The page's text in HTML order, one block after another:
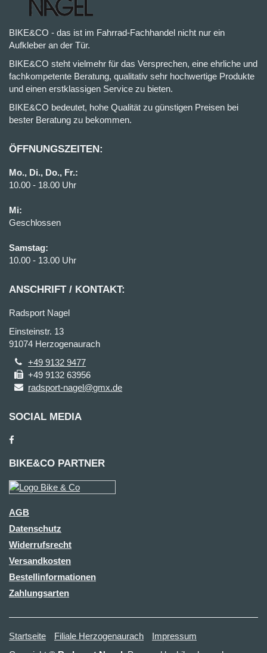
BIKE&CO - das ist im Fahrrad-Fachhandel nicht nur ein
Aufkleber an der Tür.
BIKE&CO steht vielmehr für das Versprechen, eine ehrliche und
fachkompetente Beratung, qualitativ sehr hochwertige Produkte
und einen erstklassigen Service zu bieten.
BIKE&CO bedeutet, hohe Qualität zu günstigen Preisen bei
bester Beratung zu bekommen.
ÖFFNUNGSZEITEN:
Mo., Di., Do., Fr.:
10.00 - 18.00 Uhr
Mi:
Geschlossen
Samstag:
10.00 - 13.00 Uhr
ANSCHRIFT / KONTAKT:
Radsport Nagel
Einsteinstr. 13
91074 Herzogenaurach
+49 9132 9477
+49 9132 63956
radsport-nagel@gmx.de
SOCIAL MEDIA
BIKE&CO PARTNER
AGB
Datenschutz
Widerrufsrecht
Versandkosten
Bestellinformationen
Zahlungsarten
Startseite Filiale Herzogenaurach
Impressum